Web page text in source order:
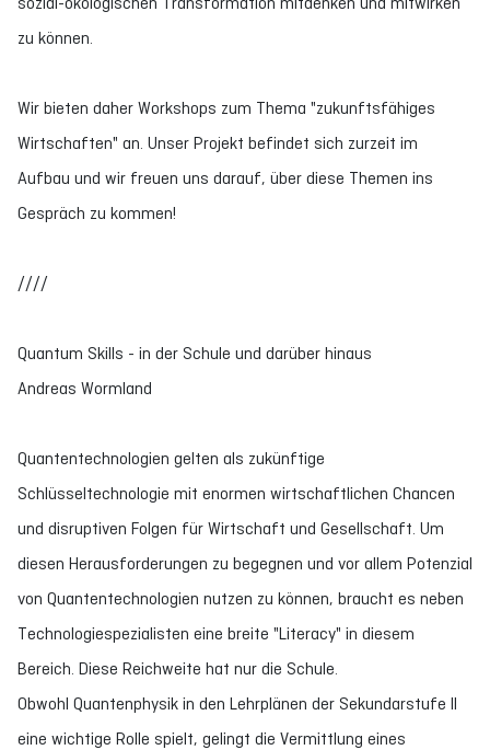
zu können.
Wir bieten daher Workshops zum Thema "zukunftsfähiges
Wirtschaften" an. Unser Projekt befindet sich zurzeit im
Aufbau und wir freuen uns darauf, über diese Themen ins
Gespräch zu kommen!
////
Quantum Skills - in der Schule und darüber hinaus
Andreas Wormland
Quantentechnologien gelten als zukünftige
Schlüsseltechnologie mit enormen wirtschaftlichen Chancen
und disruptiven Folgen für Wirtschaft und Gesellschaft. Um
diesen Herausforderungen zu begegnen und vor allem Potenzial
von Quantentechnologien nutzen zu können, braucht es neben
Technologiespezialisten eine breite "Literacy" in diesem
Bereich. Diese Reichweite hat nur die Schule.
Obwohl Quantenphysik in den Lehrplänen der Sekundarstufe II
eine wichtige Rolle spielt, gelingt die Vermittlung eines